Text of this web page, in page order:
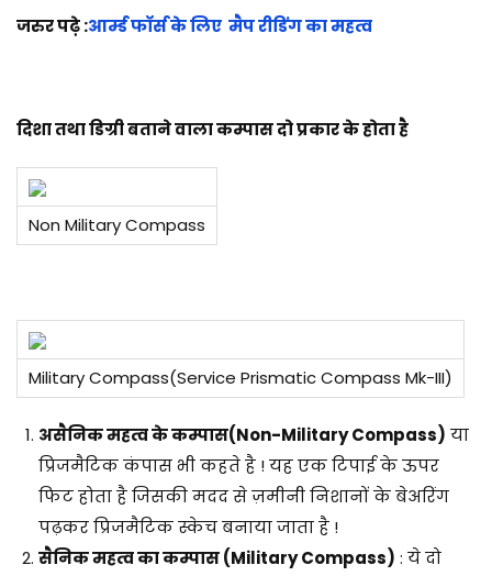
जरुर पढ़े :आर्म्ड फाॅर्स के लिए मैप रीडिंग का महत्व
दिशा तथा डिग्री बताने वाला कम्पास दो प्रकार के होता है
Non Military Compass
Military Compass(Service Prismatic Compass Mk-III)
असैनिक महत्व के कम्पास(Non-Military Compass) या
प्रिजमैटिक कंपास भी कहते है ! यह एक टिपाई के ऊपर
फिट होता है जिसकी मदद से ज़मीनी निशानों के बेअरिंग
पढ़कर प्रिजमैटिक स्केच बनाया जाता है !
सैनिक महत्व का कम्पास(Military Compass) : ये दो